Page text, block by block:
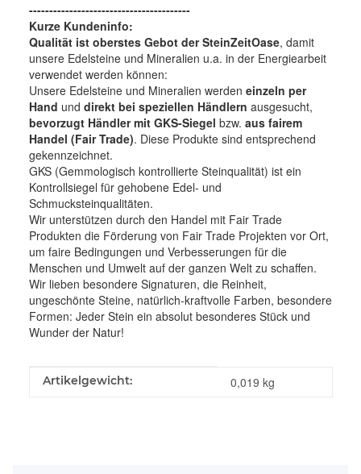
----------------------------------------
Kurze Kundeninfo:
Qualität ist oberstes Gebot der SteinZeitOase, damit
unsere Edelsteine und Mineralien u.a. in der Energiearbeit
verwendet werden können:
Unsere Edelsteine und Mineralien werden einzeln per
Hand und direkt bei speziellen Händlern ausgesucht,
bevorzugt Händler mit GKS-Siegel bzw. aus fairem
Handel (Fair Trade). Diese Produkte sind entsprechend
gekennzeichnet.
GKS (Gemmologisch kontrollierte Steinqualität) ist ein
Kontrollsiegel für gehobene Edel- und
Schmucksteinqualitäten.
Wir unterstützen durch den Handel mit Fair Trade
Produkten die Förderung von Fair Trade Projekten vor Ort,
um faire Bedingungen und Verbesserungen für die
Menschen und Umwelt auf der ganzen Welt zu schaffen.
Wir lieben besondere Signaturen, die Reinheit,
ungeschönte Steine, natürlich-kraftvolle Farben, besondere
Formen: Jeder Stein ein absolut besonderes Stück und
Wunder der Natur!
Produkteigenschaft
Wert
Artikelgewicht: 0,019 kg